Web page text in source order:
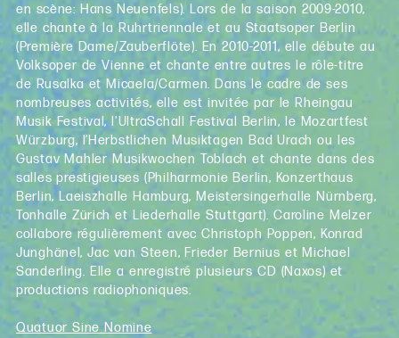
en scène: Hans Neuenfels). Lors de la saison 2009-2010,
elle chante à la Ruhrtriennale et au Staatsoper Berlin
(Première Dame/Zauberflöte). En 2010-2011, elle débute au
Volksoper de Vienne et chante entre autres le rôle-titre
de Rusalka et Micaela/Carmen. Dans le cadre de ses
nombreuses activités, elle est invitée par le Rheingau
Musik Festival, l'UltraSchall Festival Berlin, le Mozartfest
Würzburg, l’Herbstlichen Musiktagen Bad Urach ou les
Gustav Mahler Musikwochen Toblach et chante dans des
salles prestigieuses (Philharmonie Berlin, Konzerthaus
Berlin, Laeiszhalle Hamburg, Meistersingerhalle Nürnberg,
Tonhalle Zürich et Liederhalle Stuttgart). Caroline Melzer
collabore régulièrement avec Christoph Poppen, Konrad
Junghänel, Jac van Steen, Frieder Bernius et Michael
Sanderling. Elle a enregistré plusieurs CD (Naxos) et
productions radiophoniques.
Quatuor Sine Nomine